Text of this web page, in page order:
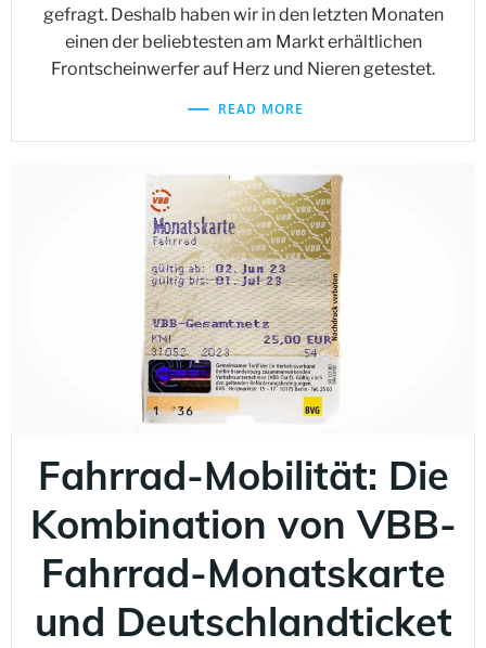
gefragt. Deshalb haben wir in den letzten Monaten
einen der beliebtesten am Markt erhältlichen
Frontscheinwerfer auf Herz und Nieren getestet.
READ MORE
Fahrrad-Mobilität: Die
Kombination von VBB-
Fahrrad-Monatskarte
und Deutschlandticket